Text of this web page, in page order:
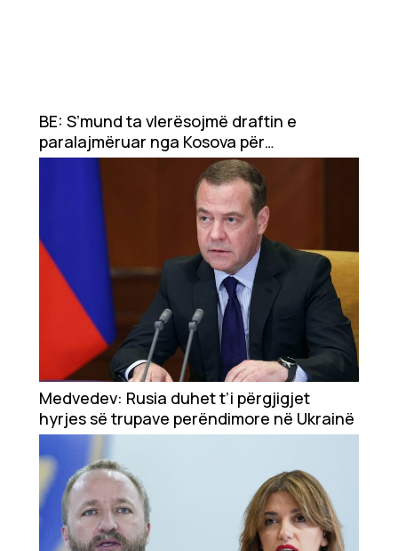
BE: S’mund ta vlerësojmë draftin e
paralajmëruar nga Kosova për
Asociacionin, pa e ditur përmbajtjen
Medvedev: Rusia duhet t’i përgjigjet
hyrjes së trupave perëndimore në Ukrainë